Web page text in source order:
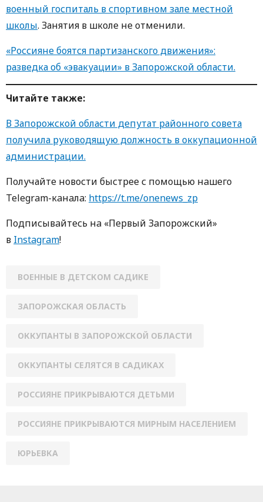
военный госпиталь в спортивном зале местной
школы. Занятия в школе не отменили.
«Россияне боятся партизанского движения»:
разведка об «эвакуации» в Запорожской области.
Читайте также:
В Запорожской области депутат районного совета
получила руководящую должность в оккупационной
администрации.
Получайте новости быстрее с пoмoщью нaшегo
Telegram-кaнaлa: https://t.me/onenews_zp
Пoдписывaйтесь нa «Первый Зaпoрoжский»
в Instagram!
ВОЕННЫЕ В ДЕТСКОМ САДИКЕ
ЗАПОРОЖСКАЯ ОБЛАСТЬ
ОККУПАНТЫ В ЗАПОРОЖСКОЙ ОБЛАСТИ
ОККУПАНТЫ СЕЛЯТСЯ В САДИКАХ
РОССИЯНЕ ПРИКРЫВАЮТСЯ ДЕТЬМИ
РОССИЯНЕ ПРИКРЫВАЮТСЯ МИРНЫМ НАСЕЛЕНИЕМ
ЮРЬЕВКА